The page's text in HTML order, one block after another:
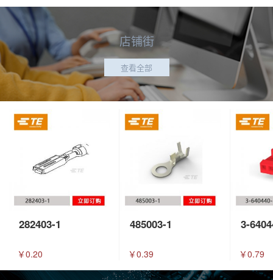
店铺街
查看全部
282403-1
￥0.20
485003-1
￥0.39
3-
￥0.79